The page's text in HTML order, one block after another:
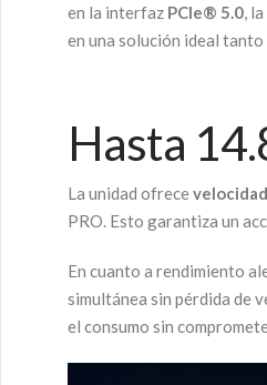
en la interfaz PCIe® 5.0, la
en una solución ideal
Hasta
La unidad ofrece
PRO. Esto garantiza un
En cuanto a rendimiento
simultánea sin pérdida de
el consumo sin